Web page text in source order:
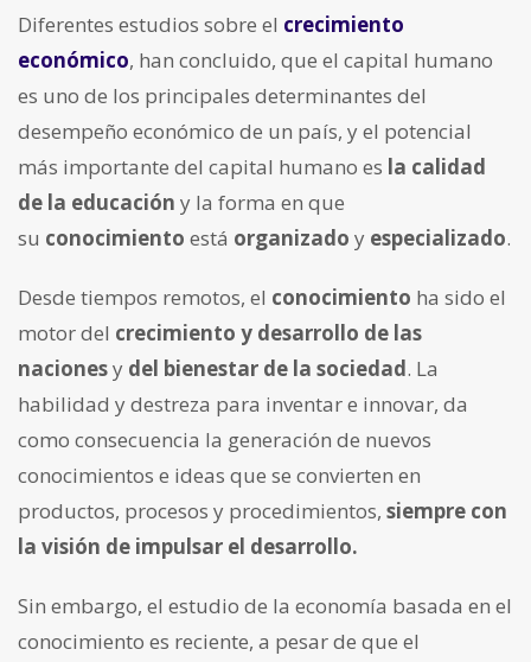
Diferentes estudios sobre el crecimiento
económico, han concluido, que el capital humano
es uno de los principales determinantes del
desempeño económico de un país, y el potencial
más importante del capital humano es la calidad
de la educación y la forma en que
su conocimiento está organizado y especializado.
Desde tiempos remotos, el conocimiento ha sido el
motor del crecimiento y desarrollo de las
nacionesy del bienestar de la sociedad. La
habilidad y destreza para inventar e innovar, da
como consecuencia la generación de nuevos
conocimientos e ideas que se convierten en
productos, procesos y procedimientos, siempre con
la visión de impulsar el desarrollo.
Sin embargo, el estudio de la economía basada en el
conocimiento es reciente, a pesar de que el